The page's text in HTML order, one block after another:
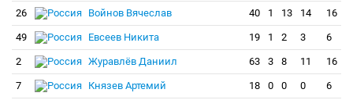
26 Войнов Вячеслав 40 1 13 14 16
49 Евсеев Никита 19 1 2 3 6
2 Журавлёв Даниил 63 3 8 11 16
7 Князев Артемий 18 0 0 0 6